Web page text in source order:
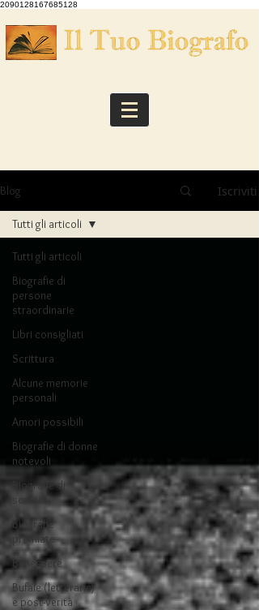
2090128167685128
Blog Iscriviti
Tutti gli articoli
Biografie di
persone
straordinarie
Libri consigliati
Scrittura
Alcune memorie
personali
Amori possibili
Biografie di donne
notevoli
Biografie di
scrittori
Biografie
premiate
Benessere
Bufale (letterarie)
e post-verità
Tutti gli articoli